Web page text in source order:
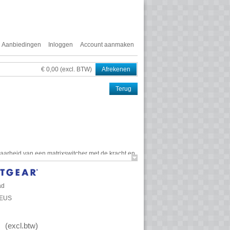
Aanbiedingen Inloggen Account aanmaken
€ 0,00 (excl. BTW) Afrekenen
Terug
van een matrixswitcher met de kracht en
over IP-eindpunten te ondersteunen. M4300-
systeemarchitecturen aanzienlijk
(excl.btw)